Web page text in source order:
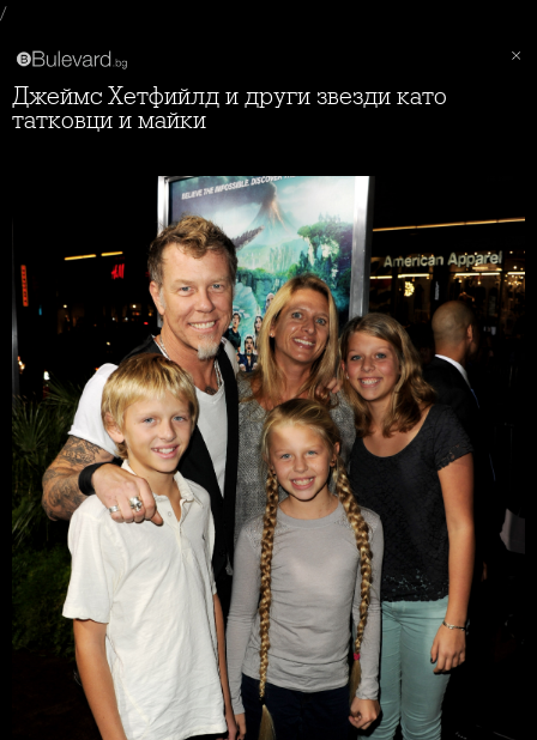
/
Джеймс Хетфийлд и други звезди като
татковци и майки